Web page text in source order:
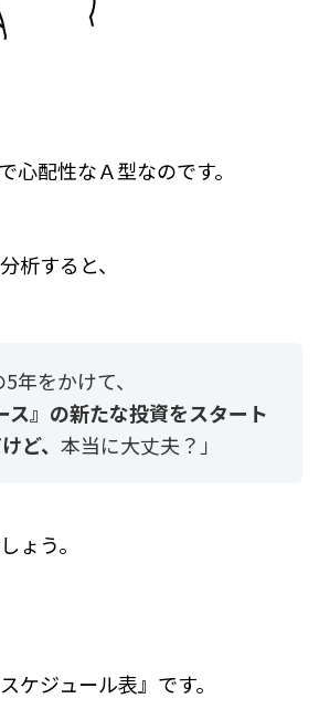
心配性なＡ型なのです。
析すると、
年をかけて、
ス』の新たな投資をスタート
ど、 本当に大丈夫？」
ょう。
ケジュール表』です。